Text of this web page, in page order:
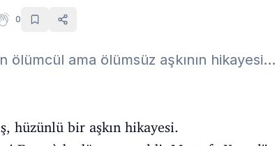
0
ölümcül ama ölümsüz aşkının hikayesi...
hüzünlü bir aşkın hikayesi.